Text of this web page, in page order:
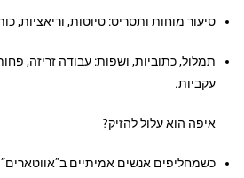
סיעור מוחות ותסריט: טיוטות, וריאציות,
תמלול, כתוביות, ושפות: עבודה זריזה,
עקביות.
איפה הוא עלול להזיק?
כשמחליפים אנשים אמיתיים